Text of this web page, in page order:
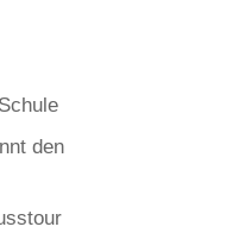
den